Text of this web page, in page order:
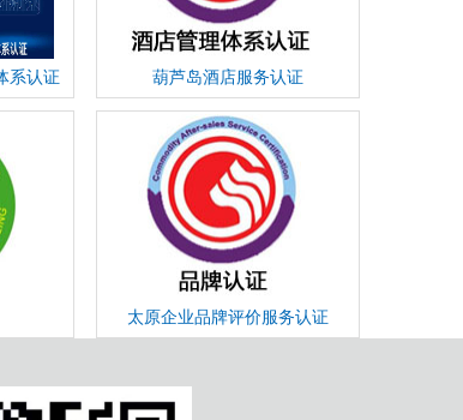
系认证 葫芦岛酒店服务认证
太原企业品牌评价服务认证